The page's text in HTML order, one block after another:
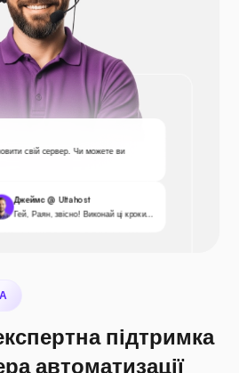
свій сервер. Чи можете ви
Джеймс @ Ultahost
Гей, Раян, звісно! Виконай ці кроки...
підтримка
автоматизації